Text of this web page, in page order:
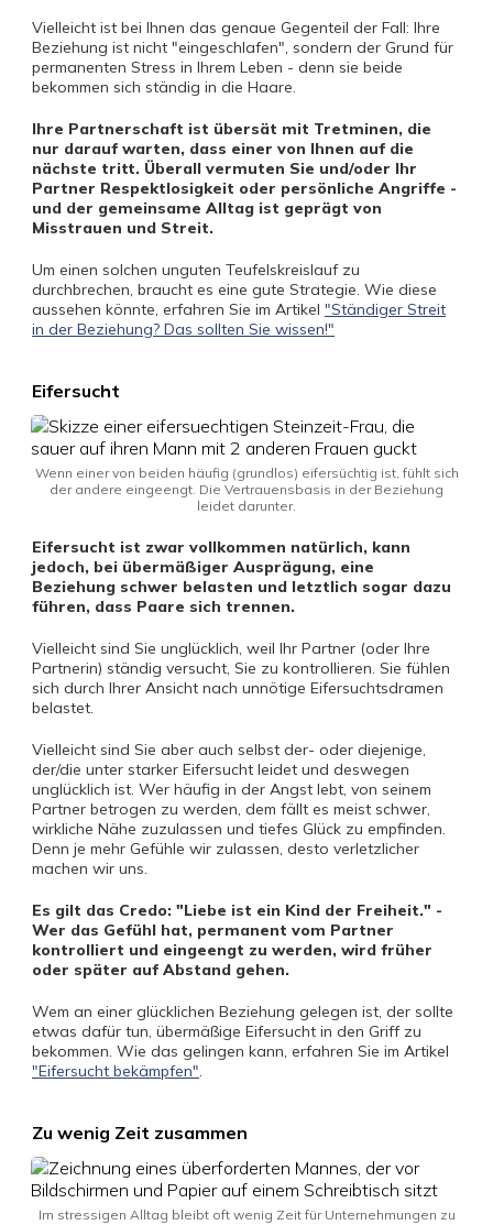
Vielleicht ist bei Ihnen das genaue Gegenteil der Fall: Ihre
Beziehung ist nicht "eingeschlafen", sondern der Grund für
permanenten Stress in Ihrem Leben - denn sie beide
bekommen sich ständig in die Haare.
Ihre Partnerschaft ist übersät mit Tretminen, die
nur darauf warten, dass einer von Ihnen auf die
nächste tritt. Überall vermuten Sie und/oder Ihr
Partner Respektlosigkeit oder persönliche Angriffe -
und der gemeinsame Alltag ist geprägt von
Misstrauen und Streit.
Um einen solchen unguten Teufelskreislauf zu
durchbrechen, braucht es eine gute Strategie. Wie diese
aussehen könnte, erfahren Sie im Artikel "Ständiger Streit
in der Beziehung? Das sollten Sie wissen!"
Eifersucht
Wenn einer von beiden häufig (grundlos) eifersüchtig ist, fühlt sich
der andere eingeengt. Die Vertrauensbasis in der Beziehung
leidet darunter.
Eifersucht ist zwar vollkommen natürlich, kann
jedoch, bei übermäßiger Ausprägung, eine
Beziehung schwer belasten und letztlich sogar dazu
führen, dass Paare sich trennen.
Vielleicht sind Sie unglücklich, weil Ihr Partner (oder Ihre
Partnerin) ständig versucht, Sie zu kontrollieren. Sie fühlen
sich durch Ihrer Ansicht nach unnötige Eifersuchtsdramen
belastet.
Vielleicht sind Sie aber auch selbst der- oder diejenige,
der/die unter starker Eifersucht leidet und deswegen
unglücklich ist. Wer häufig in der Angst lebt, von seinem
Partner betrogen zu werden, dem fällt es meist schwer,
wirkliche Nähe zuzulassen und tiefes Glück zu empfinden.
Denn je mehr Gefühle wir zulassen, desto verletzlicher
machen wir uns.
Es gilt das Credo: "Liebe ist ein Kind der Freiheit." -
Wer das Gefühl hat, permanent vom Partner
kontrolliert und eingeengt zu werden, wird früher
oder später auf Abstand gehen.
Wem an einer glücklichen Beziehung gelegen ist, der sollte
etwas dafür tun, übermäßige Eifersucht in den Griff zu
bekommen. Wie das gelingen kann, erfahren Sie im Artikel
"Eifersucht bekämpfen".
Zu wenig Zeit zusammen
Im stressigen Alltag bleibt oft wenig Zeit für Unternehmungen zu